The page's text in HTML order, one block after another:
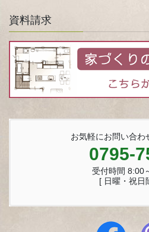
資料請求
お気軽にお問い合わ
0795-
受付時間 8:00
[ 日曜・祝日